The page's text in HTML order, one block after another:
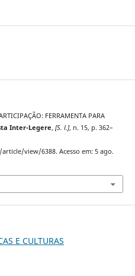
FERRAMENTA PARA
Inter-Legere, [S. l.], n. 15, p. 362–
view/6388. Acesso em: 5 ago.
E CULTURAS